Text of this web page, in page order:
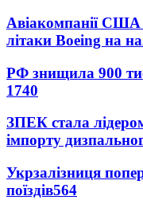
Авіакомпанії США
літаки Boeing на
РФ знищила 900
1740
ЗПЕК стала
імпорту
Укрзалізниця
поїздів564